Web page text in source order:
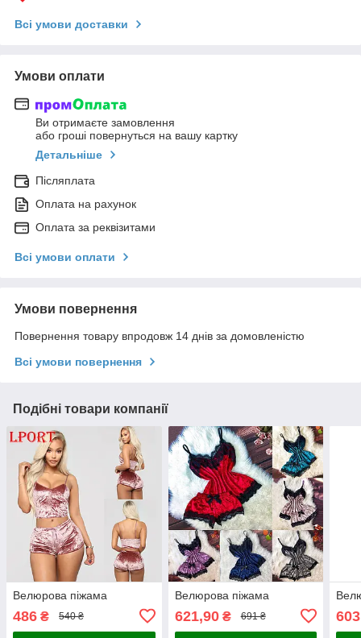
Всі умови доставки
Умови оплати
Ви отримаєте замовлення
або гроші повернуться на вашу картку
Детальніше
Післяплата
Оплата на рахунок
Оплата за реквізитами
Всі умови оплати
Умови повернення
Повернення товару впродовж 14 днів за домовленістю
Всі умови повернення
Подібні товари компанії
Велюрова піжама
486 ₴ 540 ₴
Велюрова піжама
621,90₴ 691 ₴ 603